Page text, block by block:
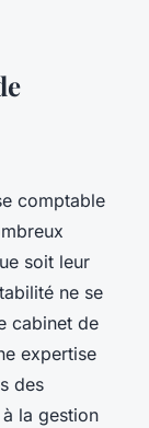
comptable
soit leur
ne se
cabinet de
expertise
des
la gestion